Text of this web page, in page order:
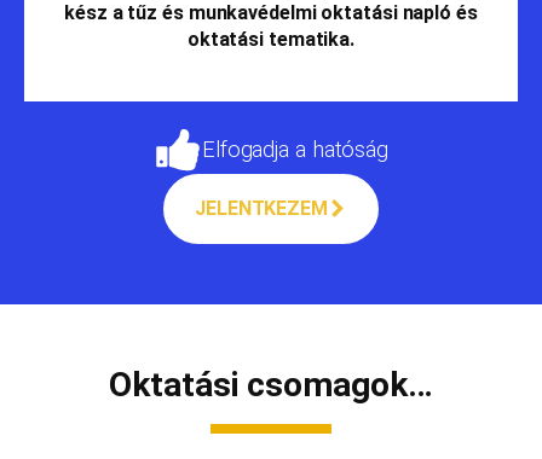
kész a tűz és munkavédelmi oktatási napló és
oktatási tematika.
Elfogadja a hatóság
JELENTKEZEM
Oktatási csomagok…